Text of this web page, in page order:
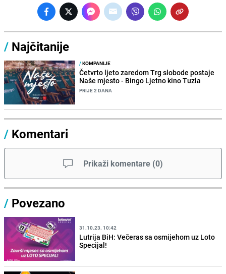
/ Najčitanije
/KOMPANIJE
Četvrto ljeto zaredom Trg slobode postaje
Naše mjesto - Bingo Ljetno kino Tuzla
PRIJE 2 DANA
/ Komentari
Prikaži komentare (0)
/ Povezano
31.10.23. 10:42
Lutrija BiH: Večeras sa osmijehom uz Loto
Specijal!